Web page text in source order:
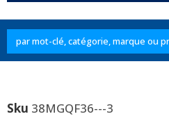
Sku 38MGQF36---3